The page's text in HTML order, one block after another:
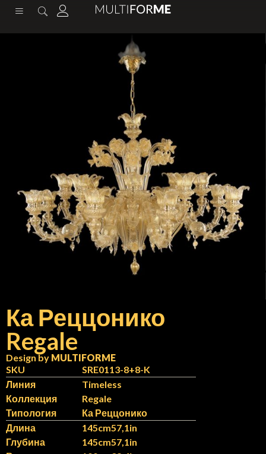
содержимому
IT
Regale
Design by MULTIFORME
Ка Реццонико
SKU
SRE0113-8+8-K
Линия
Timeless
Коллекция
Regale
Типология
Ка Реццонико
Длина
145cm57,1in
Глубина
145cm57,1in